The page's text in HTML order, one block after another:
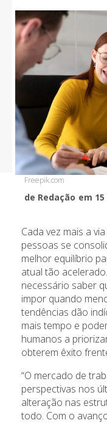
Freepik.com
de Redação em
Cada vez mais a
pessoas se
melhor equilíbrio
atual tão
necessário saber
impor quando
tendências dão
mais tempo e
humanos a
obterem êxito
“O mercado de
perspectivas nos
alteração nas
todo. Com o